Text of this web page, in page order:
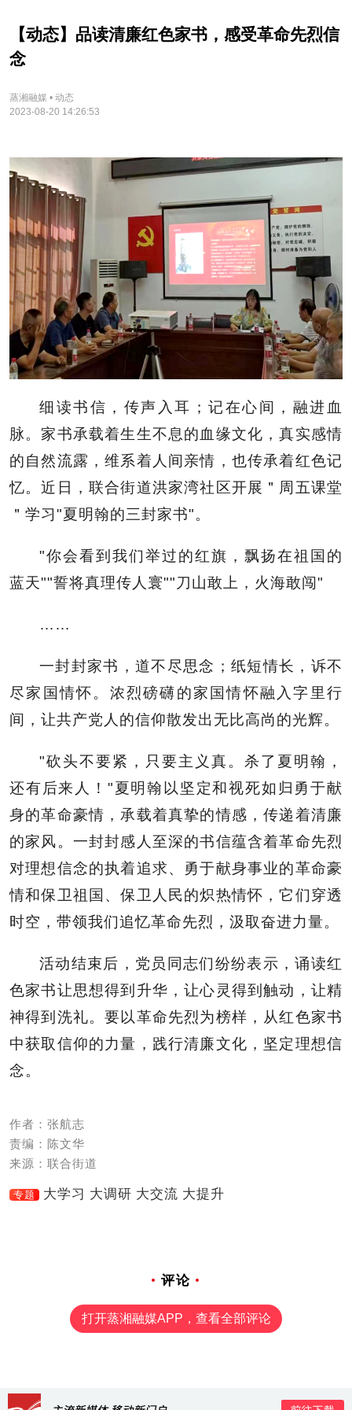
【动态】品读清廉红色家书，感受革命先烈信
念
蒸湘融媒 • 动态
2023-08-20 14:26:53
细读书信，传声入耳；记在心间，融进血
脉。家书承载着生生不息的血缘文化，真实感情
的自然流露，维系着人间亲情，也传承着红色记
忆。近日，联合街道洪家湾社区开展＂周五课堂
＂学习"夏明翰的三封家书"。
"你会看到我们举过的红旗，飘扬在祖国的
蓝天""誓将真理传人寰""刀山敢上，火海敢闯"
……
一封封家书，道不尽思念；纸短情长，诉不
尽家国情怀。浓烈磅礴的家国情怀融入字里行
间，让共产党人的信仰散发出无比高尚的光辉。
"砍头不要紧，只要主义真。杀了夏明翰，
还有后来人！"夏明翰以坚定和视死如归勇于献
身的革命豪情，承载着真挚的情感，传递着清廉
的家风。一封封感人至深的书信蕴含着革命先烈
对理想信念的执着追求、勇于献身事业的革命豪
情和保卫祖国、保卫人民的炽热情怀，它们穿透
时空，带领我们追忆革命先烈，汲取奋进力量。
活动结束后，党员同志们纷纷表示，诵读红
色家书让思想得到升华，让心灵得到触动，让精
神得到洗礼。要以革命先烈为榜样，从红色家书
中获取信仰的力量，践行清廉文化，坚定理想信
念。
作者：张航志
责编：陈文华
来源：联合街道
专题 大学习 大调研 大交流 大提升
评论
打开蒸湘融媒APP，查看全部评论